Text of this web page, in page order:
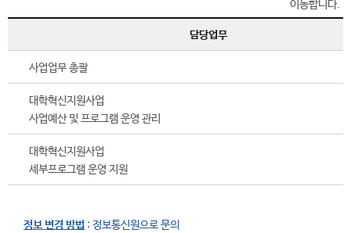
담당업무
사업업무 총괄
대학혁신지원사업
사업예산 및 프로그램 운영 관리
대학혁신지원사업
세부프로그램 운영 지원
정보 변경 방법 : 정보통신원으로 문의